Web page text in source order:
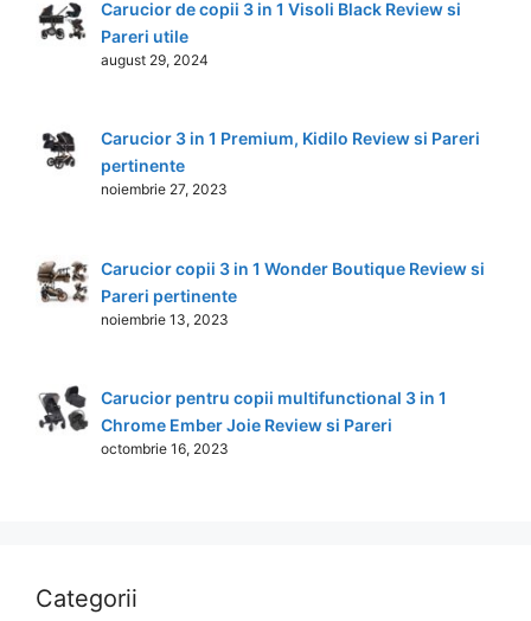
Carucior de copii 3 in 1 Visoli Black Review si
Pareri utile
august 29, 2024
Carucior 3 in 1 Premium, Kidilo Review si Pareri
pertinente
noiembrie 27, 2023
Carucior copii 3 in 1 Wonder Boutique Review si
Pareri pertinente
noiembrie 13, 2023
Carucior pentru copii multifunctional 3 in 1
Chrome Ember Joie Review si Pareri
octombrie 16, 2023
Categorii